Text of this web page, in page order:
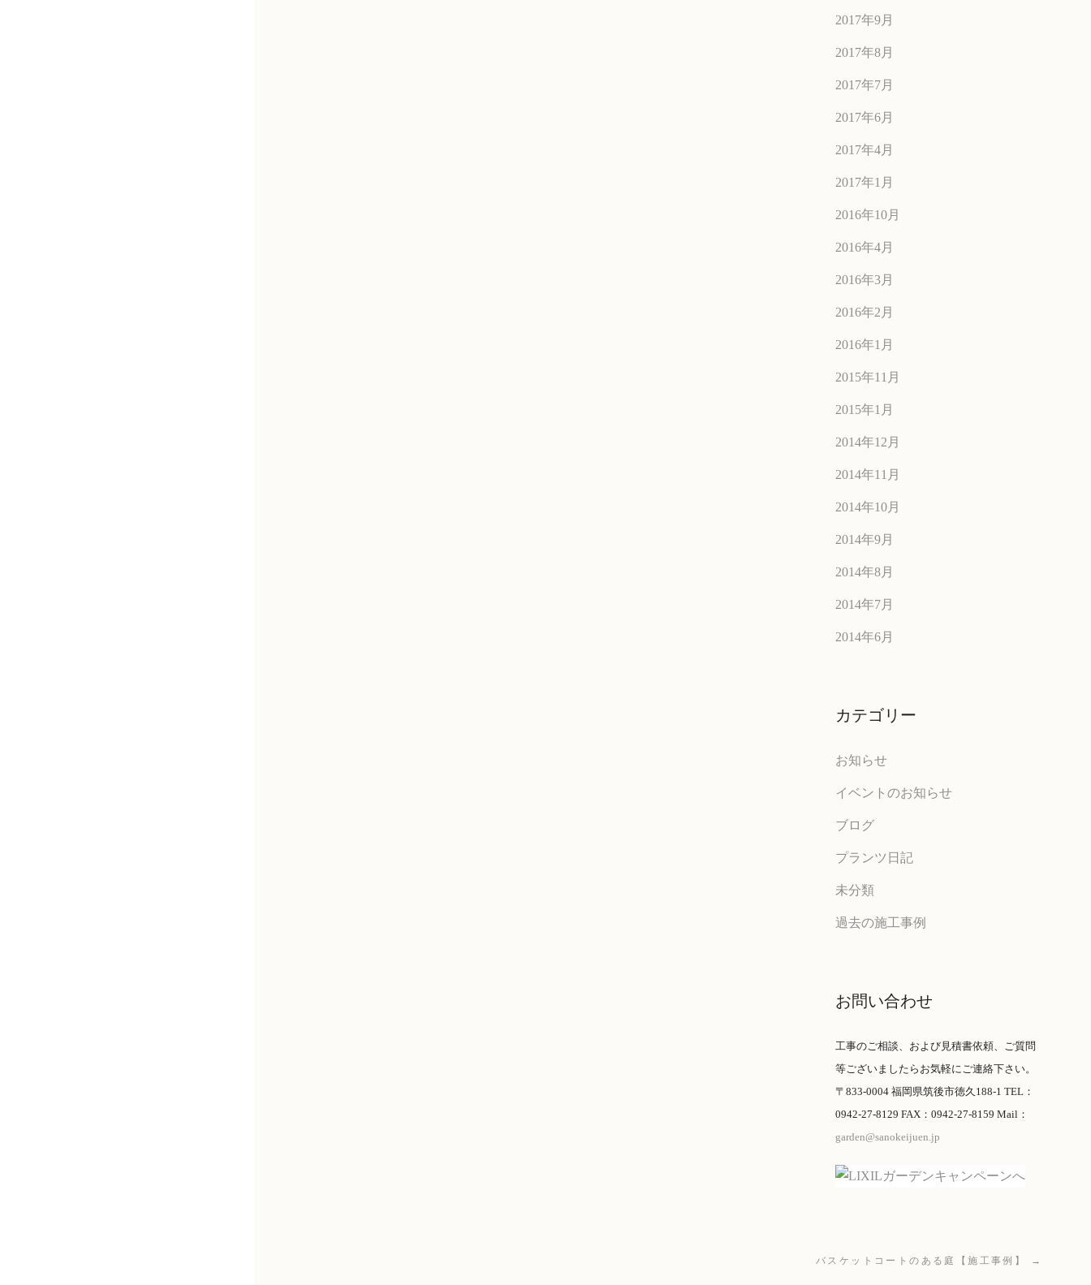
2017年9月
2017年8月
2017年7月
2017年6月
2017年4月
2017年1月
2016年10月
2016年4月
2016年3月
2016年2月
2016年1月
2015年11月
2015年1月
2014年12月
2014年11月
2014年10月
2014年9月
2014年8月
2014年7月
2014年6月
カテゴリー
お知らせ
イベントのお知らせ
ブログ
プランツ日記
未分類
過去の施工事例
お問い合わせ
工事のご相談、および見積書依頼、ご質問
等ございましたらお気軽にご連絡下さい。
〒833-0004 福岡県筑後市徳久188-1 TEL：
0942-27-8129 FAX：0942-27-8159 Mail：
garden@sanokeijuen.jp
バスケットコートのある庭【施工事例】 →